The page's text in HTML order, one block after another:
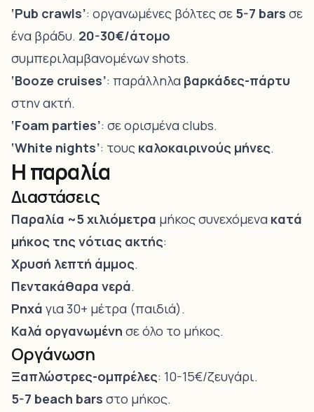
‘Pub crawls’: οργανωμένες βόλτες σε 5-7 bars σε
ένα βράδυ. 20-30€/άτομο
συμπεριλαμβανομένων shots.
‘Booze cruises’: παράλληλα βαρκάδες-πάρτυ
στην ακτή.
‘Foam parties’: σε ορισμένα clubs.
‘White nights’: τους καλοκαιρινούς μήνες.
Η παραλία
Διαστάσεις
Παραλία ~5 χιλιόμετρα μήκος συνεχόμενα κατά
μήκος της νότιας ακτής:
Χρυσή λεπτή άμμος.
Πεντακάθαρα νερά.
Ρηχά για 30+ μέτρα (παιδιά).
Καλά οργανωμένη σε όλο το μήκος.
Οργάνωση
Ξαπλώστρες-ομπρέλες: 10-15€/ζευγάρι.
5-7 beach bars στο μήκος.